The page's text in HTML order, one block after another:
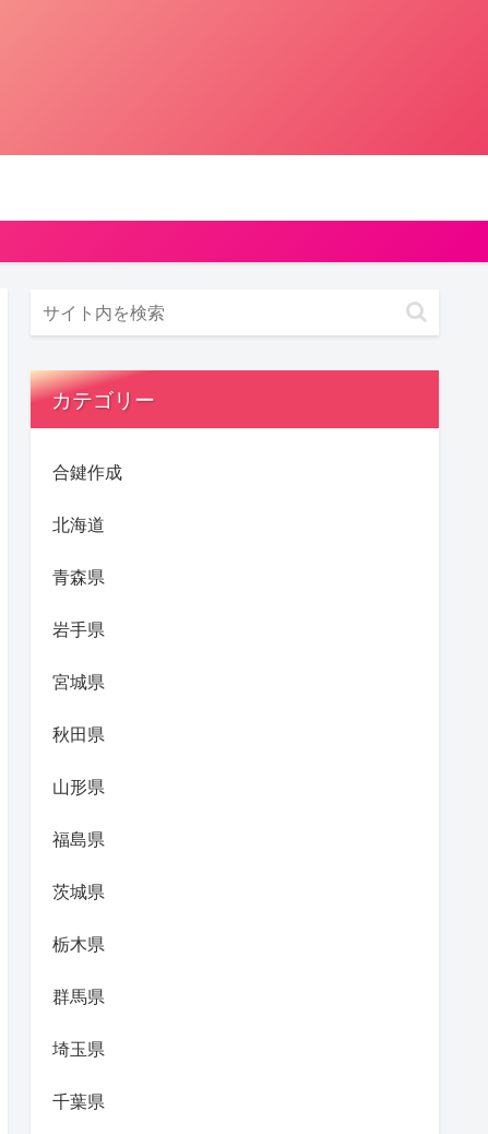
カテゴリー
合鍵作成
北海道
青森県
岩手県
宮城県
秋田県
山形県
福島県
茨城県
栃木県
群馬県
埼玉県
千葉県